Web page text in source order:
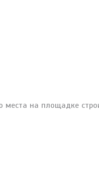
места на площадке